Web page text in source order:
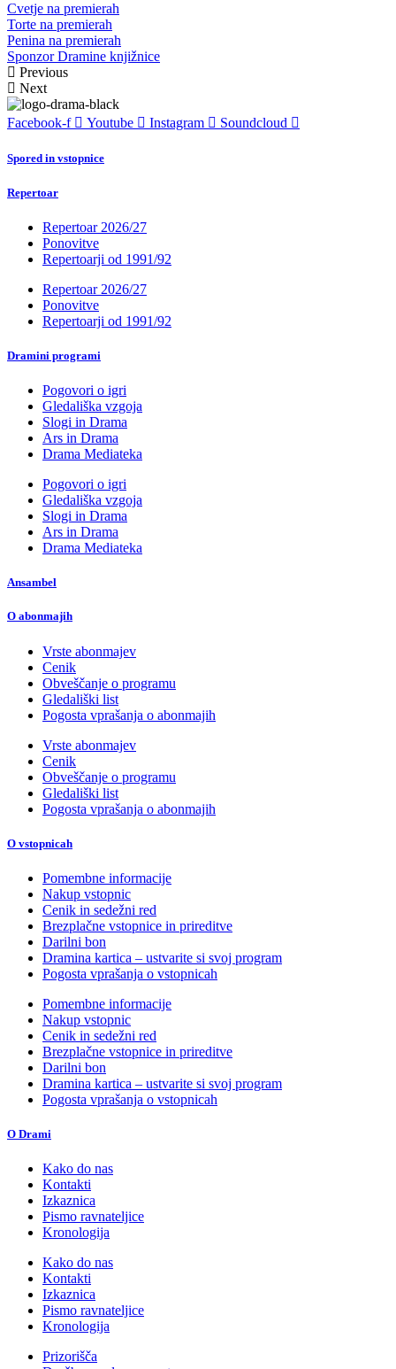
Cvetje na premierah
Torte na premierah
Penina na premierah
Sponzor Dramine knjižnice
Previous
Next
Facebook-f Youtube Instagram Soundcloud
Spored in vstopnice
Repertoar
Repertoar 2026/27
Ponovitve
Repertoarji od 1991/92
Repertoar 2026/27
Ponovitve
Repertoarji od 1991/92
Dramini programi
Pogovori o igri
Gledališka vzgoja
Slogi in Drama
Ars in Drama
Drama Mediateka
Pogovori o igri
Gledališka vzgoja
Slogi in Drama
Ars in Drama
Drama Mediateka
Ansambel
O abonmajih
Vrste abonmajev
Cenik
Obveščanje o programu
Gledališki list
Pogosta vprašanja o abonmajih
Vrste abonmajev
Cenik
Obveščanje o programu
Gledališki list
Pogosta vprašanja o abonmajih
O vstopnicah
Pomembne informacije
Nakup vstopnic
Cenik in sedežni red
Brezplačne vstopnice in prireditve
Darilni bon
Dramina kartica – ustvarite si svoj program
Pogosta vprašanja o vstopnicah
Pomembne informacije
Nakup vstopnic
Cenik in sedežni red
Brezplačne vstopnice in prireditve
Darilni bon
Dramina kartica – ustvarite si svoj program
Pogosta vprašanja o vstopnicah
O Drami
Kako do nas
Kontakti
Izkaznica
Pismo ravnateljice
Kronologija
Kako do nas
Kontakti
Izkaznica
Pismo ravnateljice
Kronologija
Prizorišča